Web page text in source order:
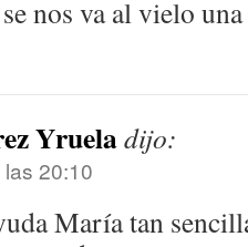
nos va al vielo una
Yrueladijo:
20:10
María tan